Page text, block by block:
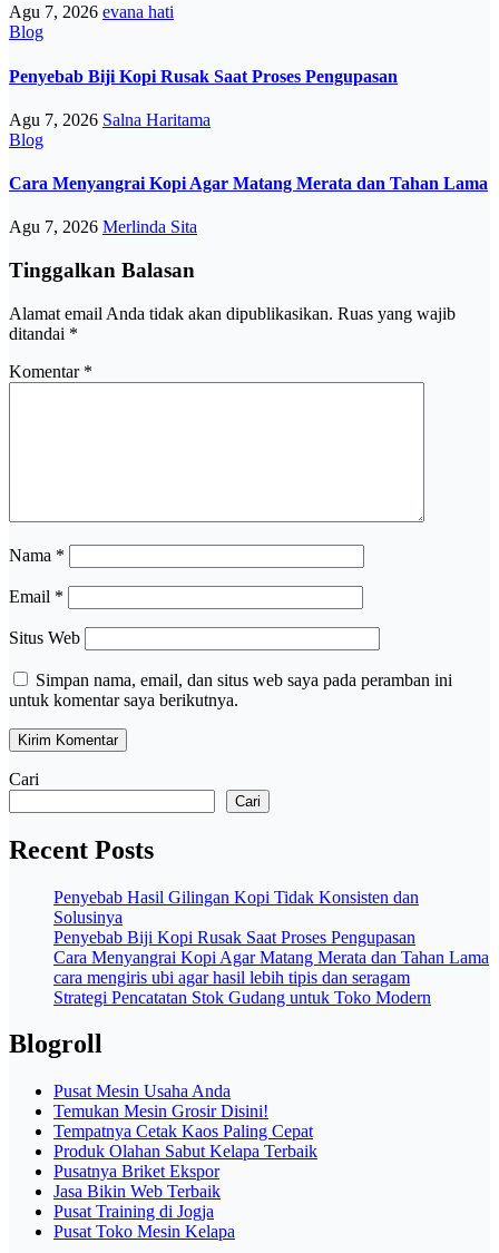
Agu 7, 2026 evana hati
Blog
Penyebab Biji Kopi Rusak Saat Proses Pengupasan
Agu 7, 2026 Salna Haritama
Blog
Cara Menyangrai Kopi Agar Matang Merata dan Tahan Lama
Agu 7, 2026 Merlinda Sita
Tinggalkan Balasan
Alamat email Anda tidak akan dipublikasikan. Ruas yang wajib
ditandai *
Komentar *
Nama *
Email *
Situs Web
Simpan nama, email, dan situs web saya pada peramban ini
untuk komentar saya berikutnya.
Cari
Cari
Recent Posts
Penyebab Hasil Gilingan Kopi Tidak Konsisten dan
Solusinya
Penyebab Biji Kopi Rusak Saat Proses Pengupasan
Cara Menyangrai Kopi Agar Matang Merata dan Tahan Lama
cara mengiris ubi agar hasil lebih tipis dan seragam
Strategi Pencatatan Stok Gudang untuk Toko Modern
Blogroll
Pusat Mesin Usaha Anda
Temukan Mesin Grosir Disini!
Tempatnya Cetak Kaos Paling Cepat
Produk Olahan Sabut Kelapa Terbaik
Pusatnya Briket Ekspor
Jasa Bikin Web Terbaik
Pusat Training di Jogja
Pusat Toko Mesin Kelapa